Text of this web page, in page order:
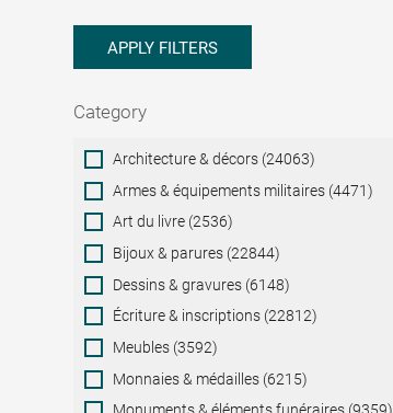
APPLY FILTERS
Category
Category
Architecture & décors (24063)
Armes & équipements militaires (4471)
Art du livre (2536)
Bijoux & parures (22844)
Dessins & gravures (6148)
Écriture & inscriptions (22812)
Meubles (3592)
Monnaies & médailles (6215)